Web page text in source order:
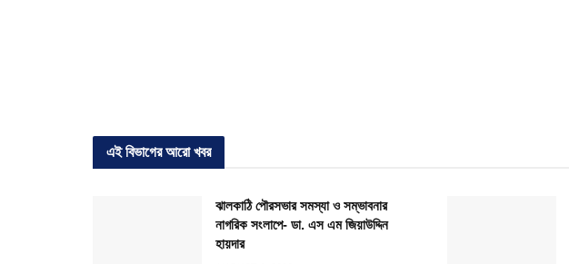
এই বিভাগের আরো খবর
ঝালকাঠি পৌরসভার সমস্যা ও সম্ভাবনার
নাগরিক সংলাপে- ডা. এস এম জিয়াউদ্দিন
হায়দার